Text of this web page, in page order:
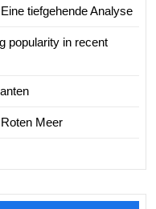
tiefgehende Analyse
popularity in recent
Meer